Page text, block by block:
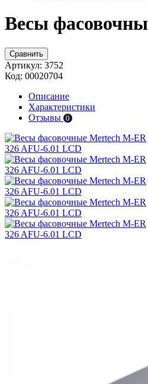
Весы
Сравнить
Артикул: 3752
Код: 00020704
Описание
Характеристики
Отзывы 0